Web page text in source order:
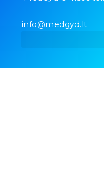
info@medgyd.lt